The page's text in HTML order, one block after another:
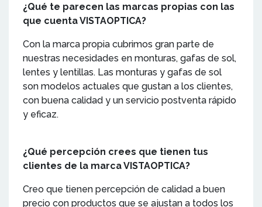
¿Qué te parecen las marcas propias con las
que cuenta VISTAOPTICA?
Con la marca propia cubrimos gran parte de
nuestras necesidades en monturas, gafas de sol,
lentes y lentillas. Las monturas y gafas de sol
son modelos actuales que gustan a los clientes,
con buena calidad y un servicio postventa rápido
y eficaz.
¿Qué percepción crees que tienen tus
clientes de la marca VISTAOPTICA?
Creo que tienen percepción de calidad a buen
precio con productos que se ajustan a todos los